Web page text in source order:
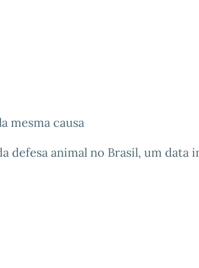
mesma causa
defesa animal no Brasil, um data